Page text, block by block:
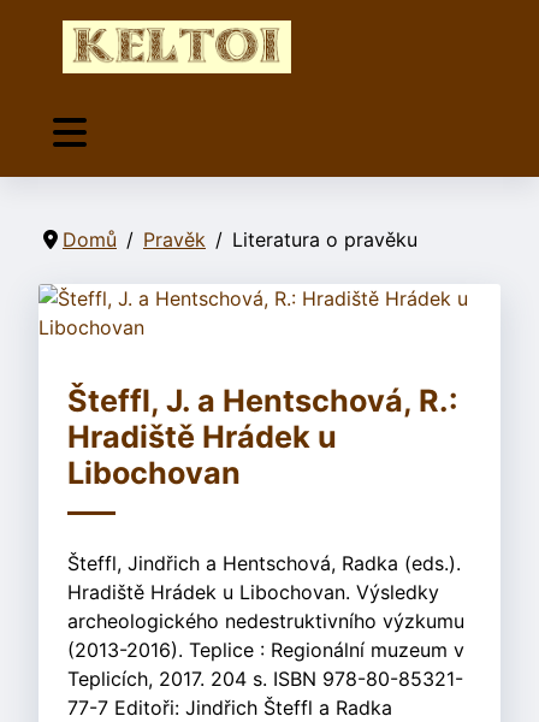
Domů Pravěk Literatura o pravěku
Šteffl, J. a Hentschová, R.:
Hradiště Hrádek u
Libochovan
Šteffl, Jindřich a Hentschová, Radka (eds.).
Hradiště Hrádek u Libochovan. Výsledky
archeologického nedestruktivního výzkumu
(2013-2016). Teplice : Regionální muzeum v
Teplicích, 2017. 204 s. ISBN 978-80-85321-
77-7 Editoři: Jindřich Šteffl a Radka